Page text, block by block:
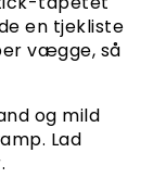
en tjekliste
vægge, så
og mild
Lad